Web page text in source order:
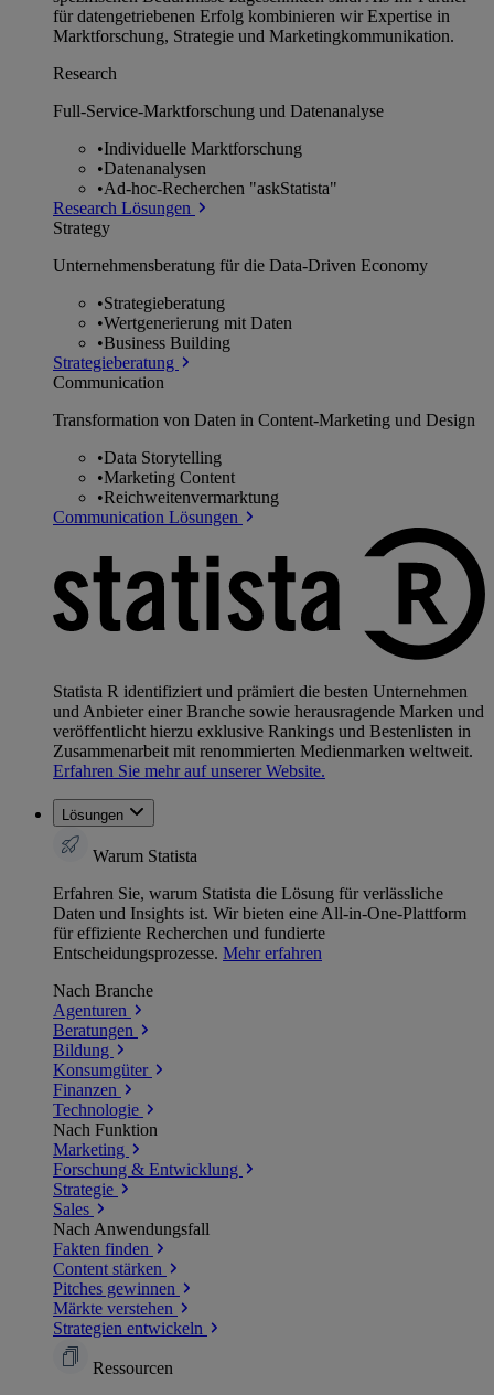
für datengetriebenen Erfolg kombinieren wir Expertise in
Marktforschung, Strategie und Marketingkommunikation.
Research
Full-Service-Marktforschung und Datenanalyse
•Individuelle Marktforschung
•Datenanalysen
•Ad-hoc-Recherchen "askStatista"
Research Lösungen
Strategy
Unternehmens­beratung für die Data-Driven Economy
•Strategieberatung
•Wertgenerierung mit Daten
•Business Building
Strategieberatung
Communication
Transformation von Daten in Content-Marketing und Design
•Data Storytelling
•Marketing Content
•Reichweitenvermarktung
Communication Lösungen
Statista R identifiziert und prämiert die besten Unternehmen
und Anbieter einer Branche sowie herausragende Marken und
veröffentlicht hierzu exklusive Rankings und Bestenlisten in
Zusammenarbeit mit renommierten Medienmarken weltweit.
Erfahren Sie mehr auf unserer Website.
Lösungen
Warum Statista
Erfahren Sie, warum Statista die Lösung für verlässliche
Daten und Insights ist. Wir bieten eine All-in-One-Plattform
für effiziente Recherchen und fundierte
Entscheidungsprozesse. Mehr erfahren
Nach Branche
Agenturen
Beratungen
Bildung
Konsumgüter
Finanzen
Technologie
Nach Funktion
Marketing
Forschung & Entwicklung
Strategie
Sales
Nach Anwendungsfall
Fakten finden
Content stärken
Pitches gewinnen
Märkte verstehen
Strategien entwickeln
Ressourcen